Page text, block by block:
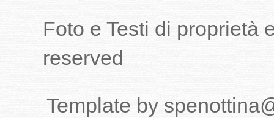
Foto e Testi di proprietà
reserved
Template by